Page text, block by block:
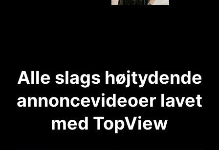
Alle slags højtydende
annoncevideoer lavet
med TopView